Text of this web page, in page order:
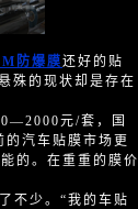
防爆膜还好的贴
殊的现状却是存在
元/套，国
汽车贴膜市场更
的。在重重的膜价
不少。“我的车贴